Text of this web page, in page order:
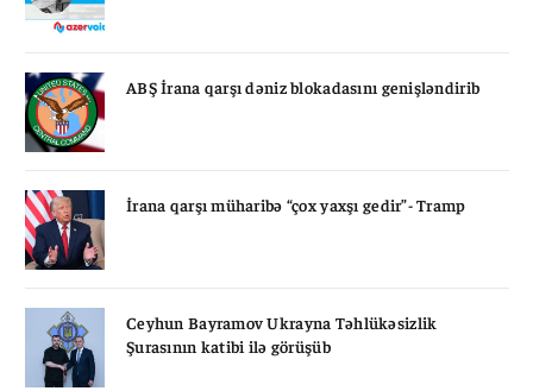
ABŞ İrana qarşı dəniz blokadasını genişləndirib
İrana qarşı müharibə “çox yaxşı gedir”- Tramp
Ceyhun Bayramov Ukrayna Təhlükəsizlik
Şurasının katibi ilə görüşüb